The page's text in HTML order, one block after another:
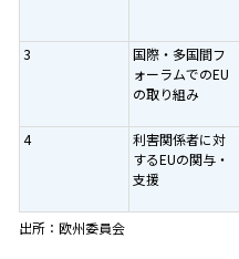
3
国際・多国間フ
ォーラムでのEU
の取り組み
4
利害関係者に対
するEUの関与・
支援
出所：欧州委員会